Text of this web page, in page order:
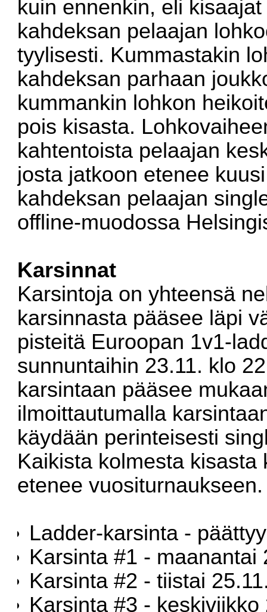
kuin ennenkin, eli
kahdeksan pelaajan
tyylisesti. Kummastakin
kahdeksan parhaan
kummankin lohkon
pois kisasta.
kahtentoista pelaajan
josta jatkoon etenee
kahdeksan pelaajan
offline-muodossa
Karsinnat
Karsintoja on yhteensä
karsinnasta pääsee läpi
pisteitä Euroopan 1v1-
sunnuntaihin 23.11. klo
karsintaan pääsee
ilmoittautumalla
käydään perinteisesti
Kaikista kolmesta
etenee vuositurnaukseen.
Ladder-karsinta -
Karsinta #1 - maanantai
Karsinta #2 - tiistai
Karsinta #3 -